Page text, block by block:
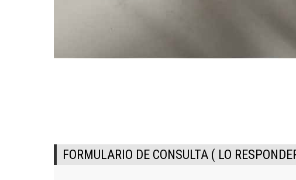
FORMULARIO DE CONSULTA ( LO